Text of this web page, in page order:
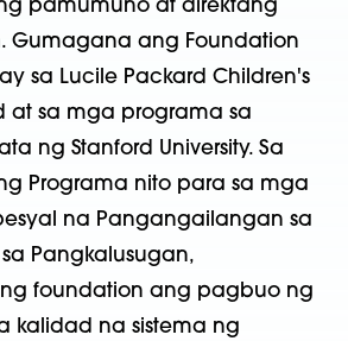
pamumuno at direktang
Gumagana ang Foundation
sa Lucile Packard Children's
at sa mga programa sa
ng Stanford University. Sa
Programa nito para sa mga
na Pangangailangan sa
Pangkalusugan,
foundation ang pagbuo ng
kalidad na sistema ng